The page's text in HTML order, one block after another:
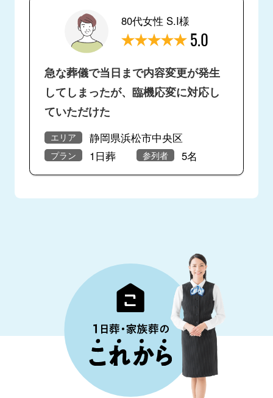
80代女性 S.I様
5.0
急な葬儀で当日まで内容変更が発生
してしまったが、臨機応変に対応し
ていただけた
エリア 静岡県浜松市中央区
プラン 1日葬 参列者 5名